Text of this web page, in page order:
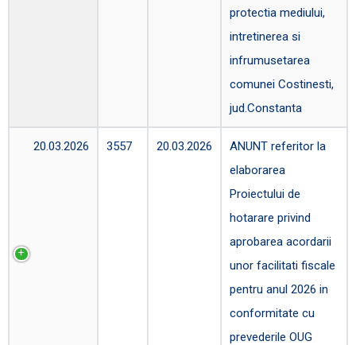
protectia mediului,
intretinerea si
infrumusetarea
comunei Costinesti,
jud.Constanta
20.03.2026 3557 20.03.2026
ANUNT referitor la
elaborarea
Proiectului de
hotarare privind
aprobarea acordarii
unor facilitati fiscale
pentru anul 2026 in
conformitate cu
prevederile OUG